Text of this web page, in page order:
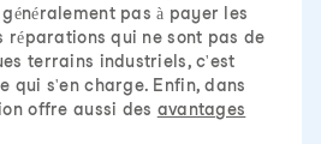
pas à payer les
qui ne sont pas de
terrains industriels, c'est
qui s'en charge. Enfin, dans
offre aussi des avantages